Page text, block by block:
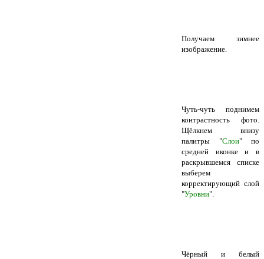
Получаем зимнее
изображение.
Чуть-чуть поднимем
контрастность фото.
Щёлкнем внизу
палитры "Слои" по
средней иконке и в
раскрывшемся списке
выберем
корректирующий слой
"Уровни".
Чёрный и белый